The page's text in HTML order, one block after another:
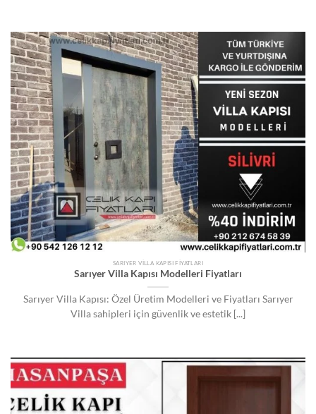
SARIYER VILLA KAPISI FIYATLARI
Sarıyer Villa Kapısı Modelleri Fiyatları
Sarıyer Villa Kapısı: Özel Üretim Modelleri ve Fiyatları Sarıyer
Villa sahipleri için güvenlik ve estetik [...]